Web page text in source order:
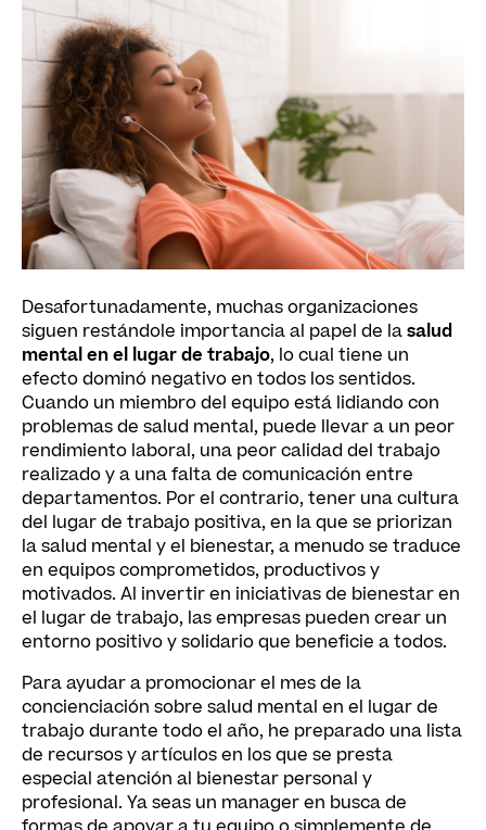
Desafortunadamente, muchas organizaciones
siguen restándole importancia al papel de lasalud
mental en el lugar de trabajo, lo cual tiene un
efecto dominó negativo en todos los sentidos.
Cuando un miembro del equipo está lidiando con
problemas de salud mental, puede llevar a un peor
rendimiento laboral, una peor calidad del trabajo
realizado y a una falta de comunicación entre
departamentos. Por el contrario, tener una cultura
del lugar de trabajo positiva, en la que se priorizan
la salud mental y el bienestar, a menudo se traduce
en equipos comprometidos, productivos y
motivados. Al invertir en iniciativas de bienestar en
el lugar de trabajo, las empresas pueden crear un
entorno positivo y solidario que beneficie a todos.
Para ayudar a promocionar el mes de la
concienciación sobre salud mental en el lugar de
trabajo durante todo el año, he preparado una lista
de recursos y artículos en los que se presta
especial atención al bienestar personal y
profesional. Ya seas un manager en busca de